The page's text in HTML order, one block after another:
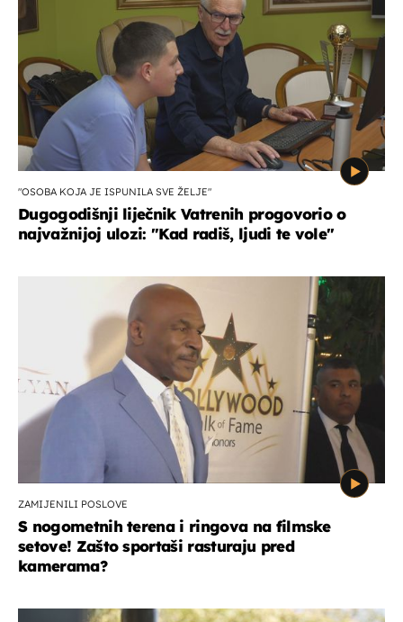
"OSOBA KOJA JE ISPUNILA SVE ŽELJE"
Dugogodišnji liječnik Vatrenih progovorio o
najvažnijoj ulozi: "Kad radiš, ljudi te vole"
ZAMIJENILI POSLOVE
S nogometnih terena i ringova na filmske
setove! Zašto sportaši rasturaju pred
kamerama?